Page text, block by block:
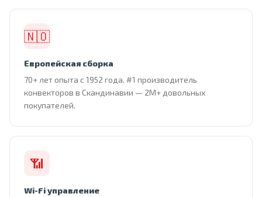
🇳🇴
Европейская сборка
70+ лет опыта с 1952 года. #1 производитель
конвекторов в Скандинавии — 2М+ довольных
покупателей.
📶
Wi-Fi управление